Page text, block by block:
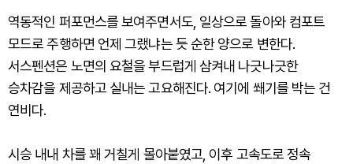
역동적인 퍼포먼스를 보여주면서도, 일상으로 돌아와 컴포트
모드로 주행하면 언제 그랬냐는 듯 순한 양으로 변한다.
서스펜션은 노면의 요철을 부드럽게 삼켜내 나긋나긋한
승차감을 제공하고 실내는 고요해진다. 여기에 쐐기를 박는 건
연비다.
시승 내내 차를 꽤 거칠게 몰아붙였고, 이후 고속도로 정속